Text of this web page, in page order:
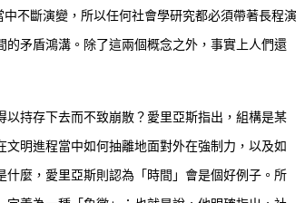
中不斷演變，所以任何社會學研究都必須帶著長程演
矛盾鴻溝。除了這兩個概念之外，事實上人們還
持存下去而不致崩散？愛里亞斯指出，組構是某
明進程當中如何抽離地面對外在強制力，以及如
麼，愛里亞斯則認為「時間」會是個好例子。所